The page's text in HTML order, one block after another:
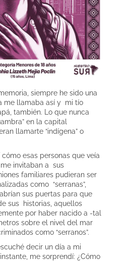
siempre he sido una
me llamaba así y mi tío
también. Lo que nunca
en la capital
llamarte “indígena” o
esas personas que veía
invitaban a sus
familiares pudieran ser
como “serranas”,
sus puertas para que
sus historias, aquellos
por haber nacido a -tal
sobre el nivel del mar
como “serranos”.
decir un día a mi
me sorprendí: ¿Cómo